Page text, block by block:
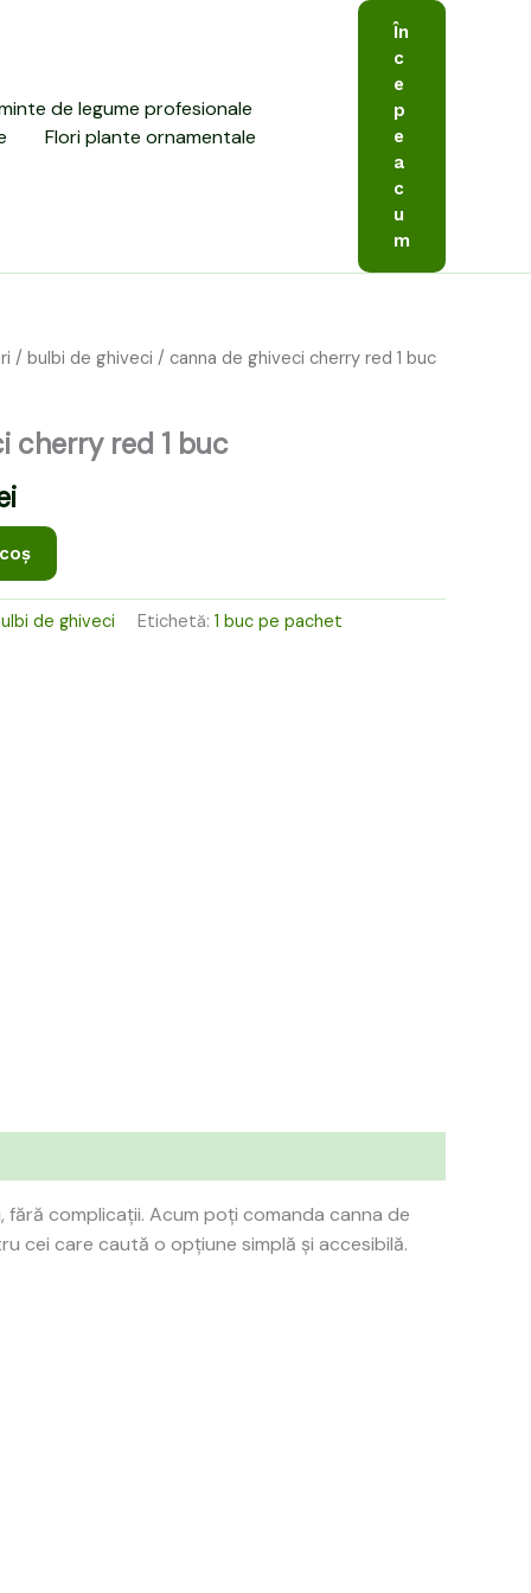
de legume profesionale
Flori plante ornamentale
În
c
e
p
e
a
c
u
m
/ bulbi de ghiveci / canna de ghiveci cherry red 1 buc
cherry red 1 buc
Prețul
este:
10,00 lei.
de ghiveci Etichetă: 1 buc pe pachet
complicații. Acum poți comanda canna de
cei care caută o opțiune simplă și accesibilă.